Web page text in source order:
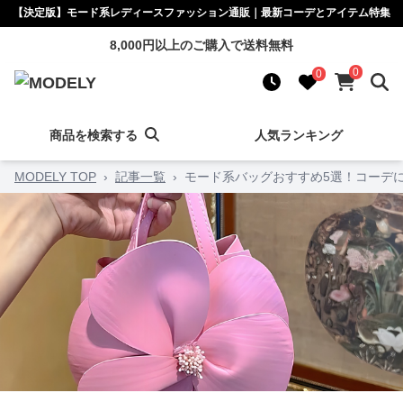
【決定版】モード系レディースファッション通販｜最新コーデとアイテム特集
8,000円以上のご購入で送料無料
0 0
商品を検索する 人気ランキング
MODELY TOP › 記事一覧 › モード系バッグおすすめ5選！コーデ